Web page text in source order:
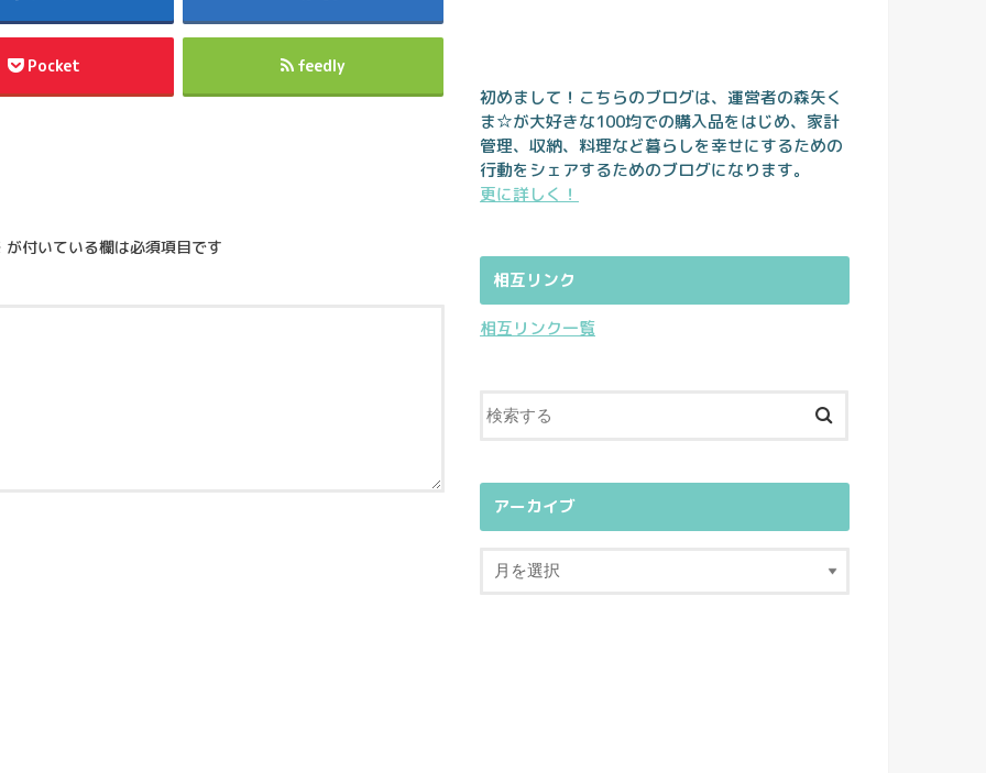
Pocket feedly
が付いている欄は必須項目です
初めまして！こちらのブログは、運営者の森矢く
ま☆が大好きな100均での購入品をはじめ、家計
管理、収納、料理など暮らしを幸せにするための
行動をシェアするためのブログになります。
更に詳しく！
相互リンク
相互リンク一覧
アーカイブ